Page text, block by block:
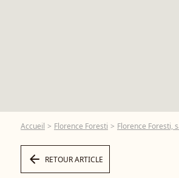
Accueil Florence Foresti Florence Foresti,
arrow_left RETOUR ARTICLE